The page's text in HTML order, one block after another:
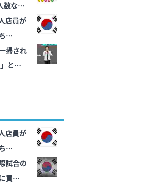
数なの
店員が
掃され
と話
店員が
試合の
収し